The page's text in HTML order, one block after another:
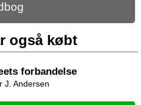
også købt
forbandelse
J. Andersen